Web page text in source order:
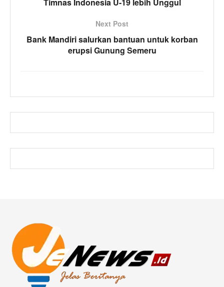
Next Post
Bank Mandiri salurkan bantuan untuk korban
erupsi Gunung Semeru